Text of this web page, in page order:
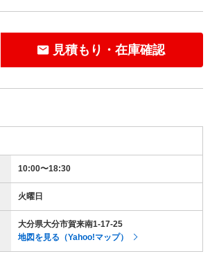
見積もり・在庫確認
10:00〜18:30
火曜日
大分県大分市賀来南1-17-25
地図を見る（Yahoo!マップ）